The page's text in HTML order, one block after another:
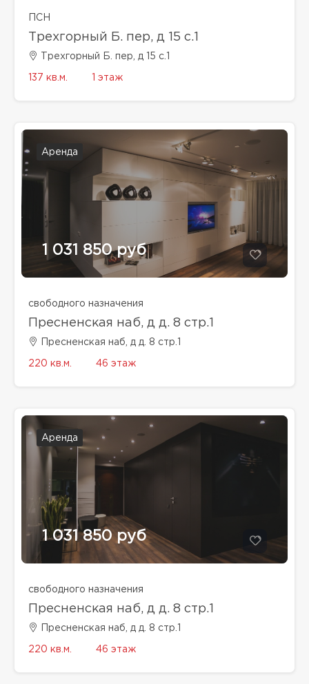
ПСН
Трехгорный Б. пер, д 15 с.1
Трехгорный Б. пер, д 15 с.1
137 кв.м. 1 этаж
Аренда
1 031 850 руб
свободного назначения
Пресненская наб, д д. 8 стр.1
Пресненская наб, д д. 8 стр.1
220 кв.м. 46 этаж
Аренда
1 031 850 руб
свободного назначения
Пресненская наб, д д. 8 стр.1
Пресненская наб, д д. 8 стр.1
220 кв.м. 46 этаж